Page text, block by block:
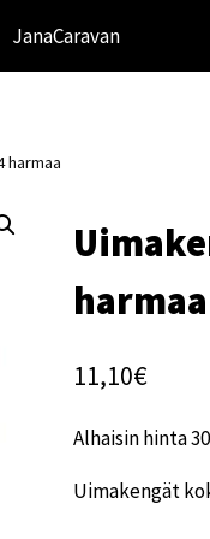
JanaCaravan
harmaa
harmaa
11,10€
Alhaisin hinta
Uimakengät